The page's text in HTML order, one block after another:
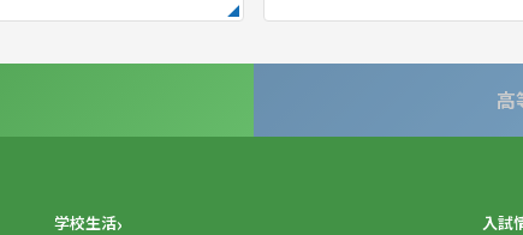
高
学校生活 入試